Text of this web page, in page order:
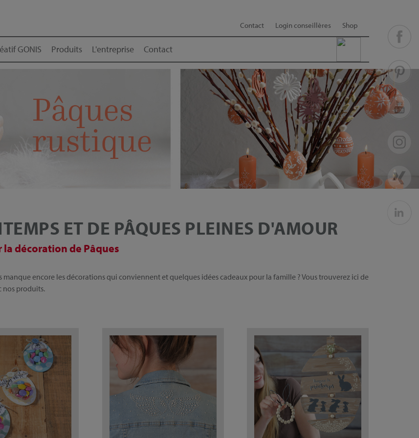
Contact Login conseillères Shop
GONIS Produits L'entreprise Contact
ET DE PÂQUES PLEINES D'AMOUR
décoration de Pâques
encore les décorations qui conviennent et quelques idées cadeaux pour la famille ? Vous trouverez ici de
nos produits.